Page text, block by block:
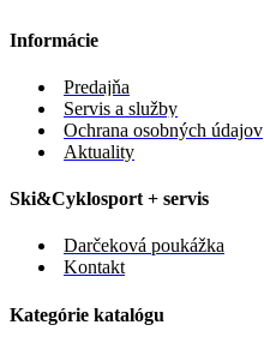
Informácie
Predajňa
Servis a služby
Ochrana osobných údajov
Aktuality
Ski&Cyklosport + servis
Darčeková poukážka
Kontakt
Kategórie katalógu